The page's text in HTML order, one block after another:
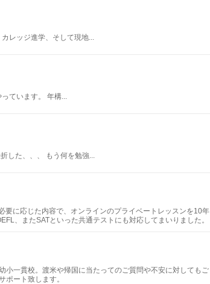
レッジ進学、そして現地...
ています。 年構...
した、、、 もう何を勉強...
に応じた内容で、オンラインのプライベートレッスンを10年
、またSATといった共通テストにも対応してまいりました。
小一貫校。渡米や帰国に当たってのご質問や不安に対してもご
ポート致します。